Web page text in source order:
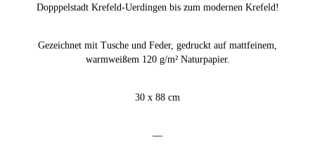
Dopppelstadt Krefeld-Uerdingen bis zum modernen Krefeld!
Gezeichnet mit Tusche und Feder, gedruckt auf mattfeinem,
warmweißem 120 g/m² Naturpapier.
30 x 88 cm
—